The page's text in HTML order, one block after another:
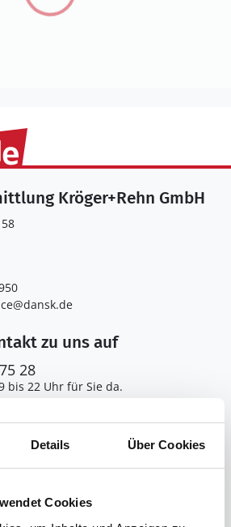
Details Über Cookies
Cookies
Kröger+Rehn GmbH
zu uns auf
28
bis 22 Uhr für Sie da.
auf Ihre Nachricht.
anmelden
& Tipps erhalten.